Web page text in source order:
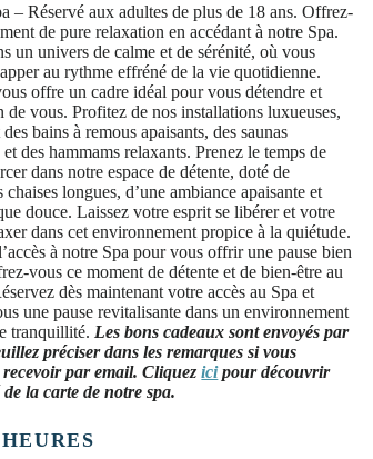
– Réservé aux adultes de plus de 18 ans. Offrez-
de pure relaxation en accédant à notre Spa.
un univers de calme et de sérénité, où vous
au rythme effréné de la vie quotidienne.
offre un cadre idéal pour vous détendre et
de vous. Profitez de nos installations luxueuses,
bains à remous apaisants, des saunas
des hammams relaxants. Prenez le temps de
dans notre espace de détente, doté de
chaises longues, d’une ambiance apaisante et
douce. Laissez votre esprit se libérer et votre
dans cet environnement propice à la quiétude.
à notre Spa pour vous offrir une pause bien
vous ce moment de détente et de bien-être au
dès maintenant votre accès au Spa et
une pause revitalisante dans un environnement
tranquillité. Les bons cadeaux sont envoyés par
préciser dans les remarques si vous
recevoir par email. Cliquezicipour découvrir
la carte de notre spa.